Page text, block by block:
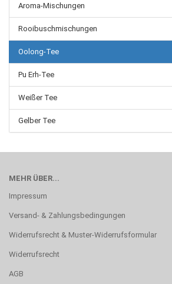
Aroma-Mischungen
Rooibuschmischungen
Oolong-Tee
Pu Erh-Tee
Weißer Tee
Gelber Tee
MEHR ÜBER...
Impressum
Versand- & Zahlungsbedingungen
Widerrufsrecht & Muster-Widerrufsformular
Widerrufsrecht
AGB